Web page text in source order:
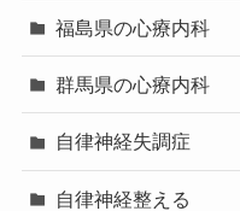
福島県の心療内科
群馬県の心療内科
自律神経失調症
自律神経整える